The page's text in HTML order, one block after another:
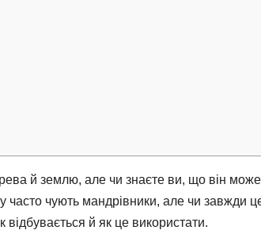
й землю, але чи знаєте ви, що він може
часто чують мандрівники, але чи завжди
відбувається й як це використати.